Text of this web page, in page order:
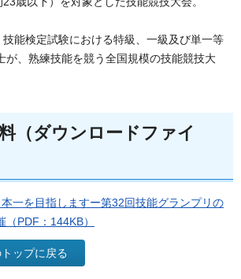
能検定試験における特級、一級及び単一等
が、熟練技能を競う全国規模の技能競技大
（ダウンロードファイ
一を目指しますー第32回技能グランプリの
PDF：144KB）
ップに戻る